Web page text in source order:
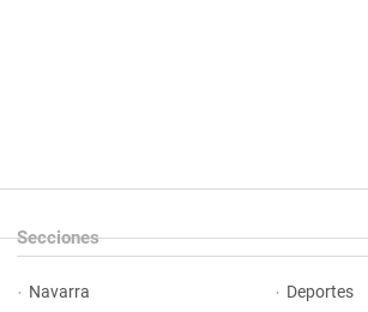
Secciones
Navarra Deportes